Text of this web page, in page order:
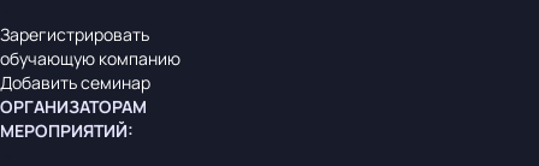
Зарегистрировать
обучающую компанию
Добавить семинар
ОРГАНИЗАТОРАМ
МЕРОПРИЯТИЙ: